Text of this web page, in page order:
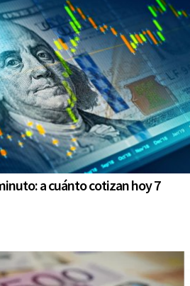
a cuánto cotizan hoy 7